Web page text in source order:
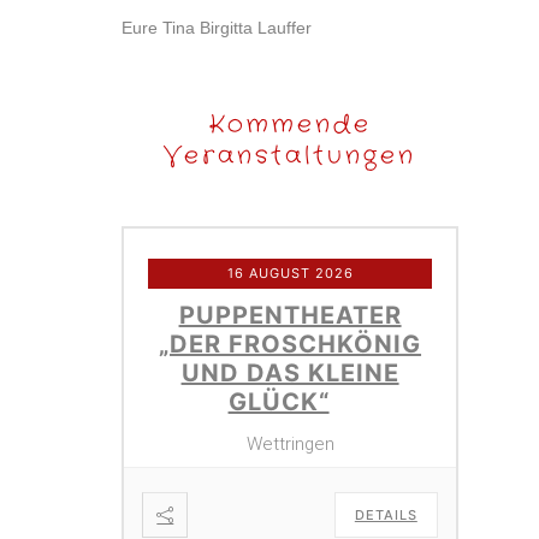
Eure Tina Birgitta Lauffer
Kommende
Veranstaltungen
16 AUGUST 2026
PUPPENTHEATER
„DER FROSCHKÖNIG
UND DAS KLEINE
GLÜCK“
Wettringen
DETAILS